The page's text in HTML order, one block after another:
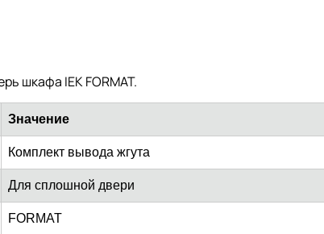
шкафа IEK FORMAT.
Значение
Комплект вывода жгута
Для сплошной двери
FORMAT